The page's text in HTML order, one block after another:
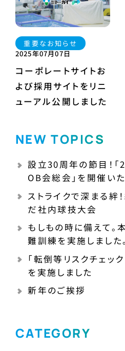
コーポレートサイトお
よび採用サイトをリニ
ューアル公開しました
重要なお知らせ
2025年07月07日
NEW TOPICS
設立30周年の節目！
OB会総会」を開催い
ストライクで深まる絆
だ社内球技大会
もしもの時に備えて。
難訓練を実施しました。
「転倒等リスクチェッ
を実施しました
新年のご挨拶
CATEGORY